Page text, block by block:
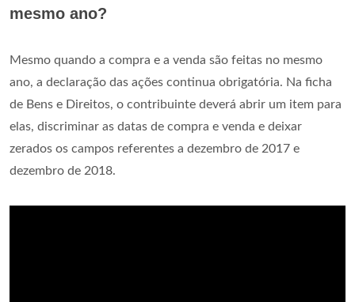
mesmo ano?
Mesmo quando a compra e a venda são feitas no mesmo
ano, a declaração das ações continua obrigatória. Na ficha
de Bens e Direitos, o contribuinte deverá abrir um item para
elas, discriminar as datas de compra e venda e deixar
zerados os campos referentes a dezembro de 2017 e
dezembro de 2018.